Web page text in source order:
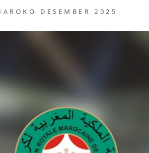
DESEMBER 2025